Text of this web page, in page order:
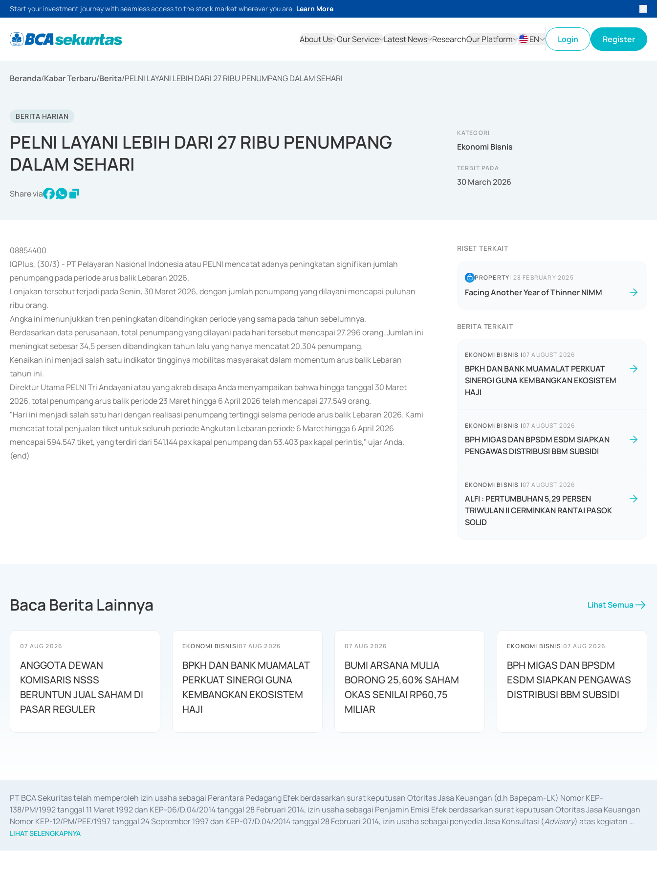
Start your investment journey with seamless access to the stock market wherever you are. Learn More
About Us Our Service Latest News ResearchOur Platform
EN
Login Register
Beranda/Kabar Terbaru/Berita/PELNI LAYANI LEBIH DARI 27 RIBU PENUMPANG DALAM SEHARI
BERITA HARIAN
PELNI LAYANI LEBIH DARI 27 RIBU PENUMPANG
DALAM SEHARI
Share via
KATEGORI
Ekonomi Bisnis
TERBIT PADA
30 March 2026
08854400
IQPlus, (30/3) - PT Pelayaran Nasional Indonesia atau PELNI mencatat adanya peningkatan signifikan jumlah
penumpang pada periode arus balik Lebaran 2026.
Lonjakan tersebut terjadi pada Senin, 30 Maret 2026, dengan jumlah penumpang yang dilayani mencapai puluhan
ribu orang.
Angka ini menunjukkan tren peningkatan dibandingkan periode yang sama pada tahun sebelumnya.
Berdasarkan data perusahaan, total penumpang yang dilayani pada hari tersebut mencapai 27.296 orang. Jumlah ini
meningkat sebesar 34,5 persen dibandingkan tahun lalu yang hanya mencatat 20.304 penumpang.
Kenaikan ini menjadi salah satu indikator tingginya mobilitas masyarakat dalam momentum arus balik Lebaran
tahun ini.
Direktur Utama PELNI Tri Andayani atau yang akrab disapa Anda menyampaikan bahwa hingga tanggal 30 Maret
2026, total penumpang arus balik periode 23 Maret hingga 6 April 2026 telah mencapai 277.549 orang.
"Hari ini menjadi salah satu hari dengan realisasi penumpang tertinggi selama periode arus balik Lebaran 2026. Kami
mencatat total penjualan tiket untuk seluruh periode Angkutan Lebaran periode 6 Maret hingga 6 April 2026
mencapai 594.547 tiket, yang terdiri dari 541.144 pax kapal penumpang dan 53.403 pax kapal perintis," ujar Anda.
(end)
RISET TERKAIT
PROPERTY| 28 FEBRUARY 2025
Facing Another Year of Thinner NIMM
BERITA TERKAIT
EKONOMI BISNIS |07 AUGUST 2026
BPKH DAN BANK MUAMALAT PERKUAT
SINERGI GUNA KEMBANGKAN EKOSISTEM
HAJI
EKONOMI BISNIS |07 AUGUST 2026
BPH MIGAS DAN BPSDM ESDM SIAPKAN
PENGAWAS DISTRIBUSI BBM SUBSIDI
EKONOMI BISNIS |07 AUGUST 2026
ALFI : PERTUMBUHAN 5,29 PERSEN
TRIWULAN II CERMINKAN RANTAI PASOK
SOLID
Baca Berita Lainnya Lihat Semua
07 AUG 2026
ANGGOTA DEWAN
KOMISARIS NSSS
BERUNTUN JUAL SAHAM DI
PASAR REGULER
EKONOMI BISNIS|07 AUG 2026
BPKH DAN BANK MUAMALAT
PERKUAT SINERGI GUNA
KEMBANGKAN EKOSISTEM
HAJI
07 AUG 2026
BUMI ARSANA MULIA
BORONG 25,60% SAHAM
OKAS SENILAI RP60,75
MILIAR
EKONOMI BISNIS|07 AUG 2026
BPH MIGAS DAN BPSDM
ESDM SIAPKAN PENGAWAS
DISTRIBUSI BBM SUBSIDI
PT BCA Sekuritas telah memperoleh izin usaha sebagai Perantara Pedagang Efek berdasarkan surat keputusan Otoritas Jasa Keuangan (d.h Bapepam-LK) Nomor KEP-
138/PM/1992 tanggal 11 Maret 1992 dan KEP-06/D.04/2014 tanggal 28 Februari 2014, izin usaha sebagai Penjamin Emisi Efek berdasarkan surat keputusan Otoritas Jasa Keuangan
Nomor KEP-12/PM/PEE/1997 tanggal 24 September 1997 dan KEP-07/D.04/2014 tanggal 28 Februari 2014, izin usaha sebagai penyedia Jasa Konsultasi (Advisory) atas kegiatan
merger, akuisisi, divestasi, dan
LIHAT SELENGKAPNYA